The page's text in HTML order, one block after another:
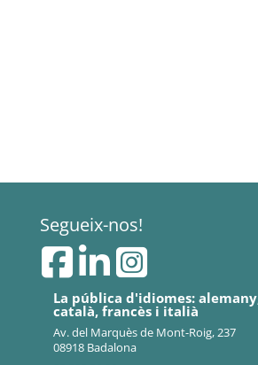
Segueix-nos!
La pública d'idiomes:
català, francès i italià
Av. del Marquès de Mont-Roig, 237
08918 Badalona